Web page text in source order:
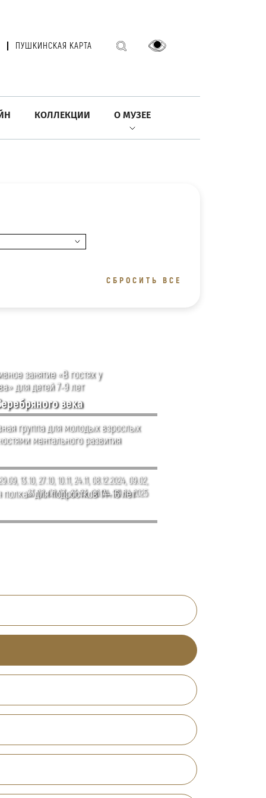
ПУШКИНСКАЯ КАРТА
КОЛЛЕКЦИИ О МУЗЕЕ
СБРОСИТЬ ВСЕ
занятие «В гостях у
для детей 7-9 лет
13.10, 27.10, 10.11, 24.11, 08.12.2024, 09.02,
23.02, 09.03, 23.03, 06.04, 20.04.2025
века
группа для молодых взрослых
ментального развития
для подростков 14–16 лет